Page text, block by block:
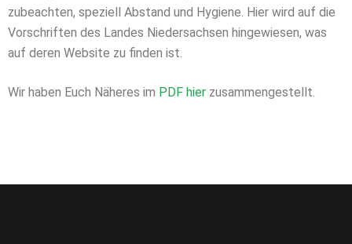
zubeachten, speziell Abstand und Hygiene. Hier wird auf die
Vorschriften des Landes Niedersachsen hingewiesen, was
auf deren Website zu finden ist.
Wir haben Euch Näheres im PDF hier zusammengestellt.